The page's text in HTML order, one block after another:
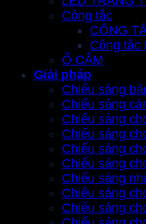
Công tắc
CÔNG
Công tắc
Ổ CẮM
Giải pháp
Chiếu sáng
Chiếu sáng
Chiếu sáng
Chiếu sáng
Chiếu sáng
Chiếu sáng
Chiếu sáng
Chiếu sáng
Chiếu sáng